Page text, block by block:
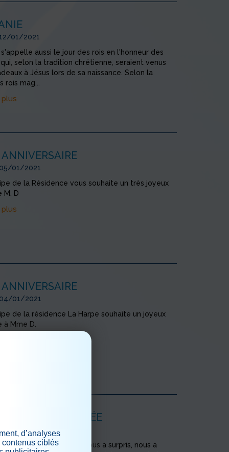
01/2021
s'appelle aussi le jour des rois en l'honneur des
selon la tradition chrétienne, seraient venus
à Jésus lors de sa naissance. Selon la
rois mag...
plus
ANNIVERSAIRE
01/2021
de la Résidence vous souhaite un très joyeux
M. D
plus
ANNIVERSAIRE
01/2021
de la résidence La Harpe souhaite un joyeux
à Mme D.
HEUREUSE ANNÉE
01/2021
plus que jamais, la vie nous a surpris, nous a
d’analyses
ciblés